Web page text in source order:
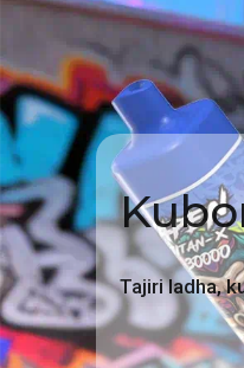
Tajiri ladha,